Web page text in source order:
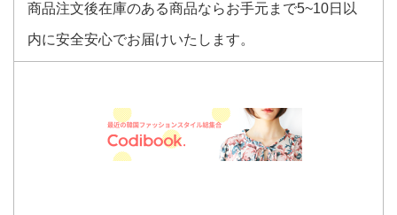
商品注文後在庫のある商品ならお手元まで5~10日以
内に安全安心でお届けいたします。